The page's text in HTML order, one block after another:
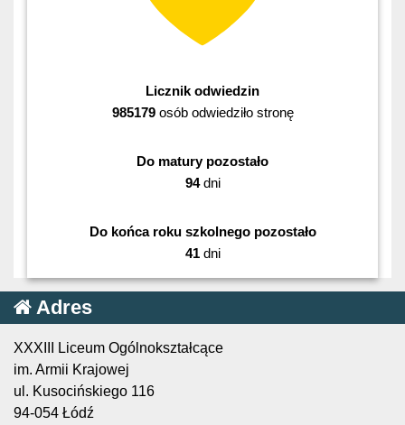
Licznik odwiedzin
985179osób odwiedziło stronę
Do matury pozostało
94dni
Do końca roku szkolnego pozostało
41dni
Adres
XXXIII Liceum Ogólnokształcące
im. Armii Krajowej
ul. Kusocińskiego 116
94-054 Łódź